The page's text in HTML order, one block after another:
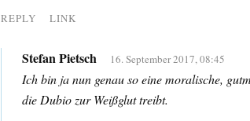
REPLY LINK
Stefan Pietsch 16. September 2017, 08:45
Ich bin ja nun genau so eine moralische,
die Dubio zur Weißglut treibt.